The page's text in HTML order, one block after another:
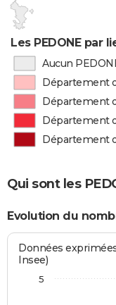
Les PEDONE par
Aucun
Département
Département
Département
Département
Qui sont les
Evolution du
Données
Insee)
5